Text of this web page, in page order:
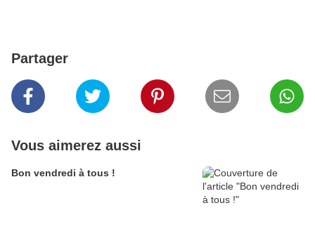
Partager
Vous aimerez aussi
Bon vendredi à tous !